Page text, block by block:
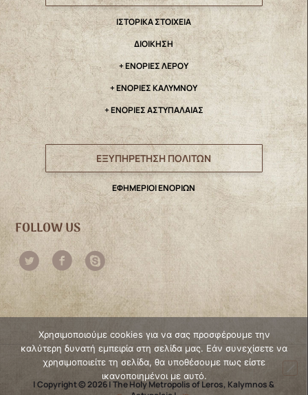
IΣΤΟΡΙΚΑ ΣΤΟΙΧΕΙΑ
ΔΙΟΙΚΗΣΗ
+ ΕΝΟΡΙΕΣ ΛΕΡΟΥ
+ ΕΝΟΡΙΕΣ ΚΑΛΥΜΝΟΥ
+ ΕΝΟΡΙΕΣ ΑΣΤΥΠΑΛΑΙΑΣ
ΕΞΥΠΗΡΕΤΗΣΗ ΠΟΛΙΤΩΝ
ΕΦΗΜΕΡΙΟΙ ΕΝΟΡΙΩΝ
FOLLOW US
| Copyright © 2026 | The Holy Metropolis of Leros, Kalymnos &
Χρησιμοποιούμε cookies για να σας προσφέρουμε την
καλύτερη δυνατή εμπειρία στη σελίδα μας. Εάν συνεχίσετε να
χρησιμοποιείτε τη σελίδα, θα υποθέσουμε πως είστε
ικανοποιημένοι με αυτό.